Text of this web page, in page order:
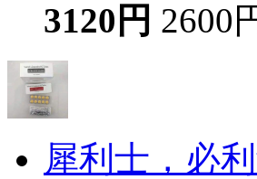
3120円 2600
犀利士，必